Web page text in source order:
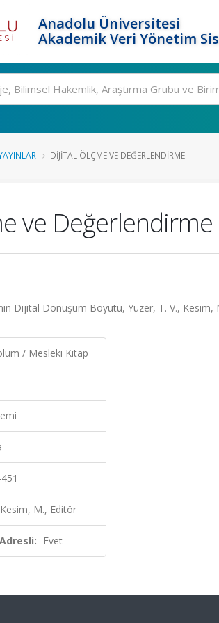
Anadolu Üniversitesi
Akademik Veri Yönetim
DIJITAL ÖLÇME VE DEĞERLENDIRME
ve Değerlendirme
Dijital Dönüşüm Boyutu, Yüzer, T. V.,
/ Mesleki Kitap
M., Editör
Evet